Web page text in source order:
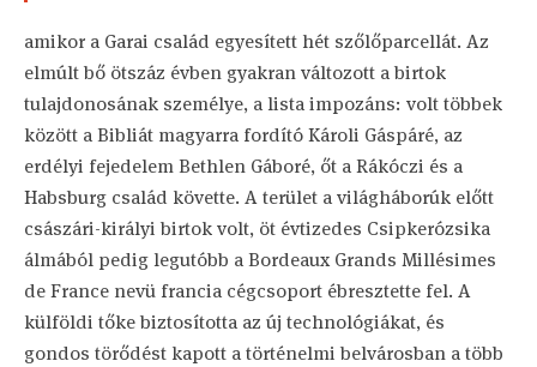
amikor a Garai család egyesített hét szőlőparcellát. Az
elmúlt bő ötszáz évben gyakran változott a birtok
tulajdonosának személye, a lista impozáns: volt többek
között a Bibliát magyarra fordító Károli Gáspáré, az
erdélyi fejedelem Bethlen Gáboré, őt a Rákóczi és a
Habsburg család követte. A terület a világháborúk előtt
császári-királyi birtok volt, öt évtizedes Csipkerózsika
álmából pedig legutóbb a Bordeaux Grands Millésimes
de France nevü francia cégcsoport ébresztette fel. A
külföldi tőke biztosította az új technológiákat, és
gondos törődést kapott a történelmi belvárosban a több